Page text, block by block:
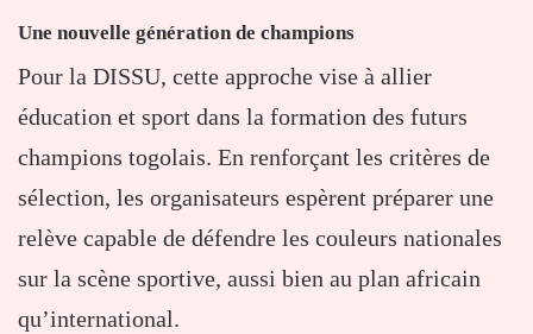
Une nouvelle génération de champions
Pour la DISSU, cette approche vise à allier
éducation et sport dans la formation des futurs
champions togolais. En renforçant les critères de
sélection, les organisateurs espèrent préparer une
relève capable de défendre les couleurs nationales
sur la scène sportive, aussi bien au plan africain
qu’international.